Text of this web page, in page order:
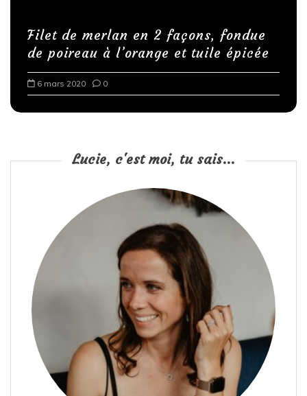
Filet de merlan en 2 façons, fondue
de poireau à l’orange et tuile épicée
6 mars 2020 0
Lucie, c'est moi, tu sais...